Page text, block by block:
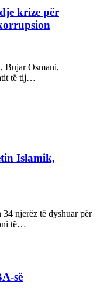
krize për
Bujar Osmani,
të tij…
Islamik,
njerëz të dyshuar për
të…
së